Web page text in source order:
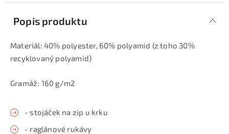
Popis produktu
Materiál: 40% polyester, 60% polyamid (z toho 30%
recyklovaný polyamid)
Gramáž: 160 g/m2
- stojáček na zip u krku
- raglánové rukávy